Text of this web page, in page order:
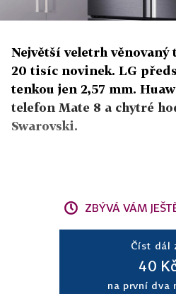
Největší veletrh
20 tisíc novinek. LG
tenkou jen 2,57 mm.
telefon Mate 8 a chytré
Swarovski.
ZBÝVÁ VÁM
Číst dál
40
na první dva